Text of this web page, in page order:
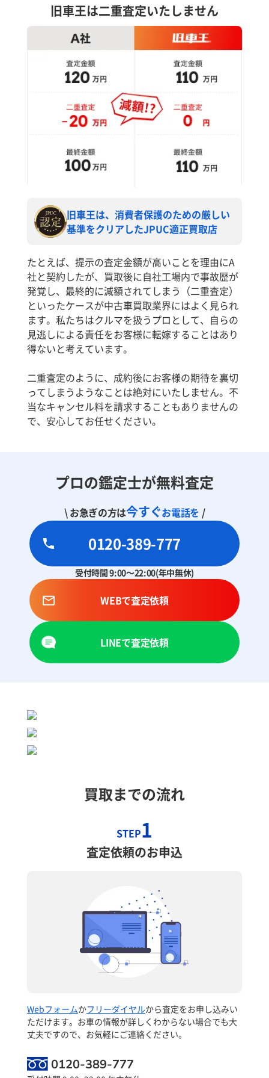
旧車王は二重査定いたしません
旧車王は、消費者保護のための厳しい
基準をクリアしたJPUC適正買取店
たとえば、提示の査定金額が高いことを理由にA
社と契約したが、買取後に自社工場内で事故歴が
発覚し、最終的に減額されてしまう（二重査定）
といったケースが中古車買取業界にはよく見られ
ます。私たちはクルマを扱うプロとして、自らの
見逃しによる責任をお客様に転嫁することはあり
得ないと考えています。
二重査定のように、成約後にお客様の期待を裏切
ってしまうようなことは絶対にいたしません。不
当なキャンセル料を請求することもありませんの
で、安心してお任せください。
プロの鑑定士が無料査定
\ お急ぎの方は今すぐお電話を /
0120-389-777
受付時間 9:00～22:00(年中無休)
WEBで査定依頼
LINEで査定依頼
買取までの流れ
STEP1
査定依頼のお申込
Webフォームかフリーダイヤルから査定をお申し込みい
ただけます。お車の情報が詳しくわからない場合でも大
丈夫ですので、お気軽にご連絡ください。
0120-389-777